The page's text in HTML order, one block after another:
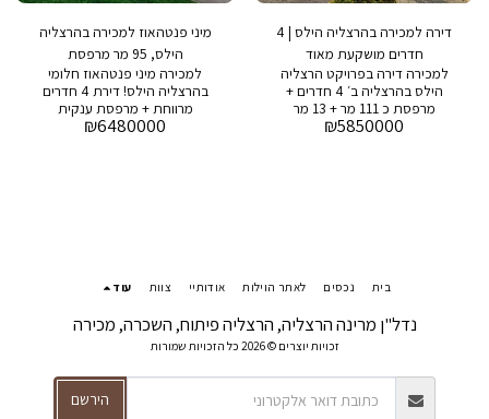
דירה למכירה בהרצליה הילס | 4
חדרים מושקעת מאוד
למכירה דירה בפרויקט הרצליה
הילס בהרצליה ב׳ 4 חדרים +
מרפסת כ 111 מר + 13 מר
מרפסת 2 חניות, מחסן, מרוהט
₪5850000
מיני פנטהאוז למכירה בהרצליה
הילס, 95 מר מרפסת
למכירה מיני פנטהאוז חלומי
בהרצליה הילס! דירת 4 חדרים
מרווחת + מרפסת ענקית
הזדמנות נדירה לרכוש דירת מיני
פגישה, צרו קשר: גיל סולומון:
054-9377793 אל תפספסו את
ההזדמנות לגור בדירת חלומות
בהרצליה! #הרצליההילס
#מיניפנטהאוז #דירת4חדרים
₪6480000
נדל"ן מרינה הרצליה, הרצליה פיתוח, השכרה, מכירה
זכויות יוצרים © 2026 כל הזכויות שמורות
בית נכסים לאתר הוילות אודותיי צוות עוד
הירשם